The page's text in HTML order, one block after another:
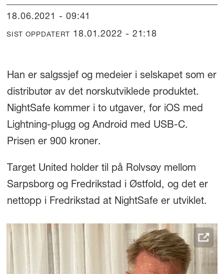
18.06.2021 - 09:41
SIST OPPDATERT 18.01.2022 - 21:18
Han er salgssjef og medeier i selskapet som er
distributør av det norskutviklede produktet.
NightSafe kommer i to utgaver, for iOS med
Lightning-plugg og Android med USB-C.
Prisen er 900 kroner.
Target United holder til på Rolvsøy mellom
Sarpsborg og Fredrikstad i Østfold, og det er
nettopp i Fredrikstad at NightSafe er utviklet.